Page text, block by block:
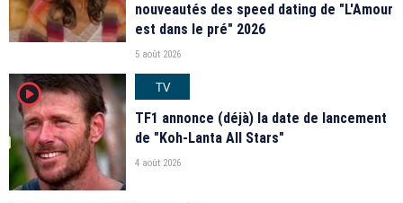
nouveautés des speed dating de "L'Amour
est dans le pré" 2026
5 août 2026
player2
TV
TF1 annonce (déjà) la date de lancement
de "Koh-Lanta All Stars"
4 août 2026